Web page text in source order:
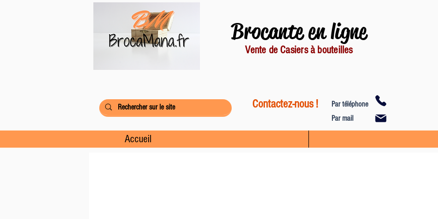
Brocante en ligne
Vente de Casiers à bouteilles
Contactez-nous !
Par téléphone
Par mail
Accueil